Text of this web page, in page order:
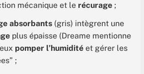
mécanique et le récurage;
absorbants(gris) intègrent une
plus épaisse (Dreame mentionne
pomper l’humiditéet gérer les
;